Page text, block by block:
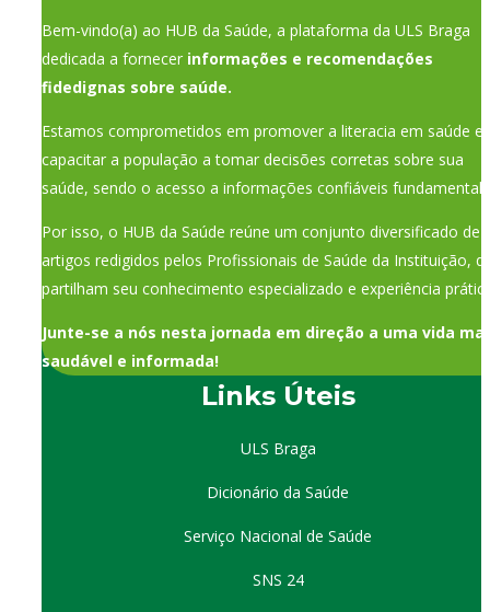
Bem-vindo(a) ao HUB da Saúde, a plataforma da ULS Braga
dedicada a fornecer informações e recomendações
fidedignas sobre saúde.
Estamos comprometidos em promover a literacia em saúde e
capacitar a população a tomar decisões corretas sobre sua
saúde, sendo o acesso a informações confiáveis fundamental.
Por isso, o HUB da Saúde reúne um conjunto diversificado de
artigos redigidos pelos Profissionais de Saúde da Instituição,
partilham seu conhecimento especializado e experiência
Junte-se a nós nesta jornada em direção a uma vida
saudável e informada!
Links Úteis
ULS Braga
Dicionário da Saúde
Serviço Nacional de Saúde
SNS 24